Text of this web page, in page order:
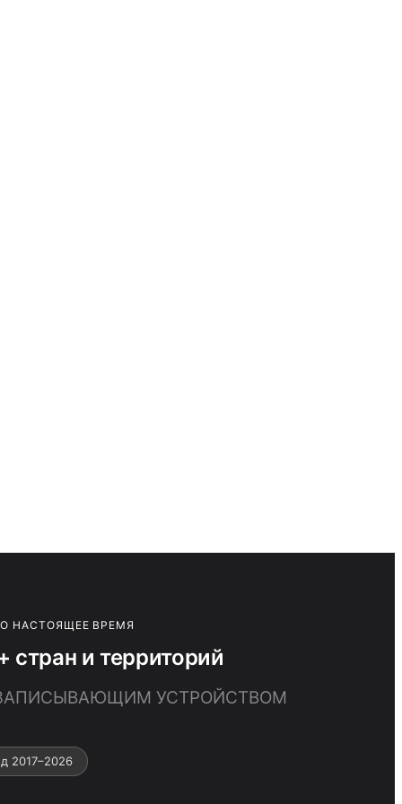
НАСТОЯЩЕЕ ВРЕМЯ
стран и территорий
УСТРОЙСТВОМ
2017–2026